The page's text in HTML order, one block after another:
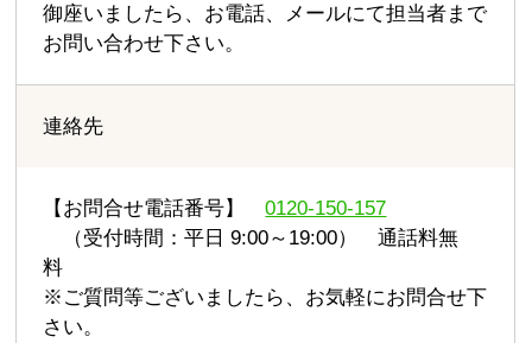
御座いましたら、お電話、メールにて担当者まで
お問い合わせ下さい。
連絡先
【お問合せ電話番号】0120-150-157
（受付時間：平日 9:00～19:00） 通話料無
料
※ご質問等ございましたら、お気軽にお問合せ下
さい。